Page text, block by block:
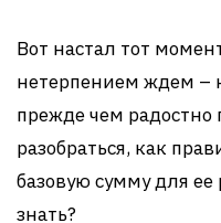
Вот настал тот
нетерпением ждем –
прежде чем радостно
разобраться, как
базовую сумму для ее
знать?